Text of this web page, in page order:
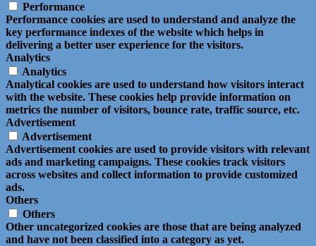
Performance
Performance cookies are used to understand and analyze the
key performance indexes of the website which helps in
delivering a better user experience for the visitors.
Analytics
Analytics
Analytical cookies are used to understand how visitors interact
with the website. These cookies help provide information on
metrics the number of visitors, bounce rate, traffic source, etc.
Advertisement
Advertisement
Advertisement cookies are used to provide visitors with relevant
ads and marketing campaigns. These cookies track visitors
across websites and collect information to provide customized
ads.
Others
Others
Other uncategorized cookies are those that are being analyzed
and have not been classified into a category as yet.